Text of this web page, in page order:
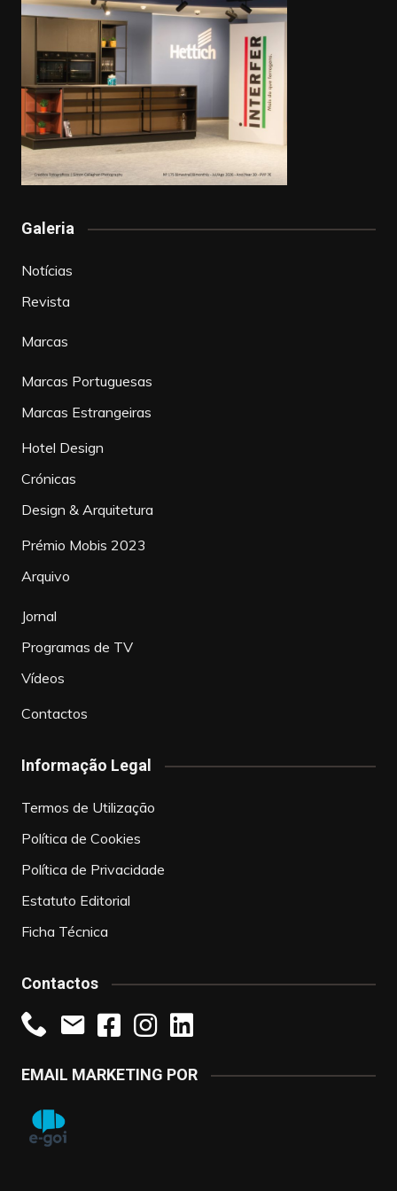
Galeria
Notícias
Revista
Marcas
Marcas Portuguesas
Marcas Estrangeiras
Hotel Design
Crónicas
Design & Arquitetura
Prémio Mobis 2023
Arquivo
Jornal
Programas de TV
Vídeos
Contactos
Informação Legal
Termos de Utilização
Política de Cookies
Política de Privacidade
Estatuto Editorial
Ficha Técnica
Contactos
EMAIL MARKETING POR